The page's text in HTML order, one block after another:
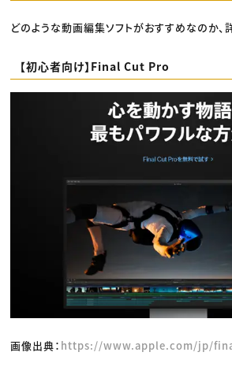
どのような動画編集ソフトがおすすめなのか、詳
【初心者向け】Final Cut Pro
画像出典： https://www.apple.com/jp/